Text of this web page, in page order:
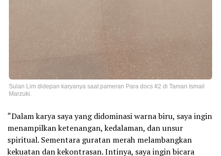
Sulan Lim didepan karyanya saat pameran Para docs #2 di Taman Ismail
Marzuki.
“Dalam karya saya yang didominasi warna biru, saya ingin
menampilkan ketenangan, kedalaman, dan unsur
spiritual. Sementara guratan merah melambangkan
kekuatan dan kekontrasan. Intinya, saya ingin bicara